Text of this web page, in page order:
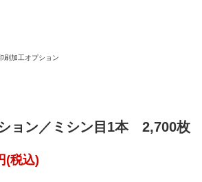
刷加工オプション
ョン／ミシン目1本 2,700枚
(税込)